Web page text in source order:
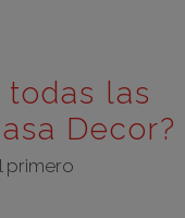
todas las
Decor?
primero